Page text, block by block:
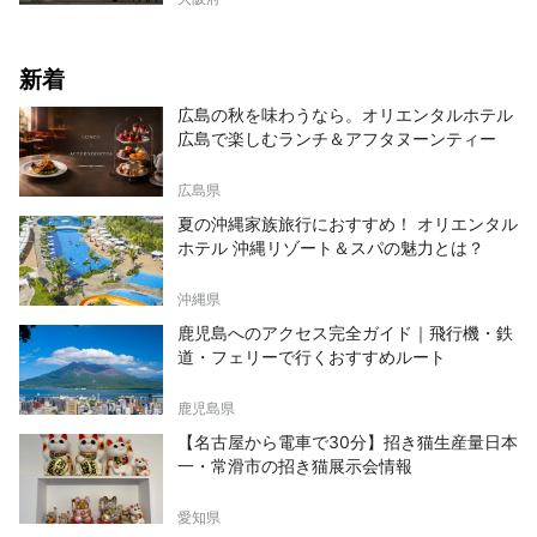
新着
広島の秋を味わうなら。オリエンタルホテル
広島で楽しむランチ＆アフタヌーンティー
広島県
夏の沖縄家族旅行におすすめ！ オリエンタル
ホテル 沖縄リゾート＆スパの魅力とは？
沖縄県
鹿児島へのアクセス完全ガイド｜飛行機・鉄
道・フェリーで行くおすすめルート
鹿児島県
【名古屋から電車で30分】招き猫生産量日本
一・常滑市の招き猫展示会情報
愛知県